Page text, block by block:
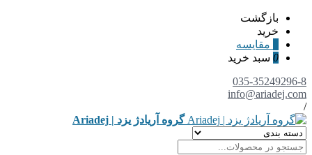
بازگشت
خرید
مقایسه
0 سبد خرید
035-35249296-8
info@ariadej.com
/
گروه آریادژ یزد | Ariadej